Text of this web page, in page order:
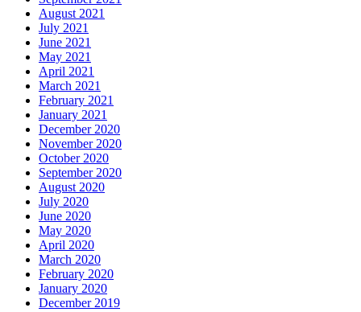
August 2021
July 2021
June 2021
May 2021
April 2021
March 2021
February 2021
January 2021
December 2020
November 2020
October 2020
September 2020
August 2020
July 2020
June 2020
May 2020
April 2020
March 2020
February 2020
January 2020
December 2019